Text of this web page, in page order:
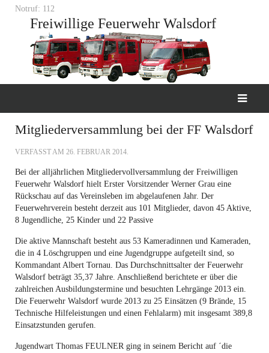
Notruf: 112
Freiwillige Feuerwehr Walsdorf
Mitgliederversammlung bei der FF Walsdorf
VERFASST AM 26. FEBRUAR 2014.
Bei der alljährlichen Mitgliedervollversammlung der Freiwilligen
Feuerwehr Walsdorf hielt Erster Vorsitzender Werner Grau eine
Rückschau auf das Vereinsleben im abgelaufenen Jahr. Der
Feuerwehrverein besteht derzeit aus 101 Mitglieder, davon 45 Aktive,
8 Jugendliche, 25 Kinder und 22 Passive
Die aktive Mannschaft besteht aus 53 Kameradinnen und Kameraden,
die in 4 Löschgruppen und eine Jugendgruppe aufgeteilt sind, so
Kommandant Albert Tornau. Das Durchschnittsalter der Feuerwehr
Walsdorf beträgt 35,37 Jahre. Anschließend berichtete er über die
zahlreichen Ausbildungstermine und besuchten Lehrgänge 2013 ein.
Die Feuerwehr Walsdorf wurde 2013 zu 25 Einsätzen (9 Brände, 15
Technische Hilfeleistungen und einen Fehlalarm) mit insgesamt 389,8
Einsatzstunden gerufen.
Jugendwart Thomas FEULNER ging in seinem Bericht auf ´die